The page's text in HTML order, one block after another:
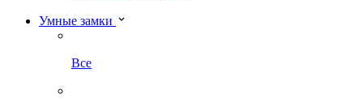
Умные замки
Все